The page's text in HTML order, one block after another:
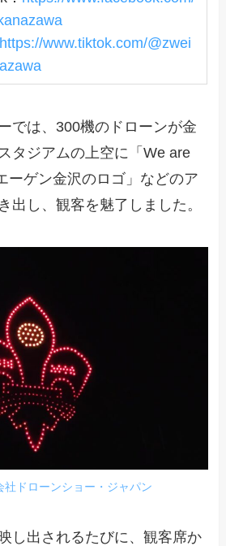
https://www.tiktok.com/@zwei
では、300機のドローンが金
タジアムの上空に「We are
ーゲン金沢のロゴ」などのア
出し、観客を魅了しました。
社ドローンショー・ジャパン
し出されるたびに、観客席か